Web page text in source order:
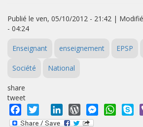
Publié le ven, 05/10/2012 - 21:42 |
- 04:24
Enseignant enseignement EPSP
Société National
share
tweet
Facebook
Twitter LinkedInWordPressMessenger